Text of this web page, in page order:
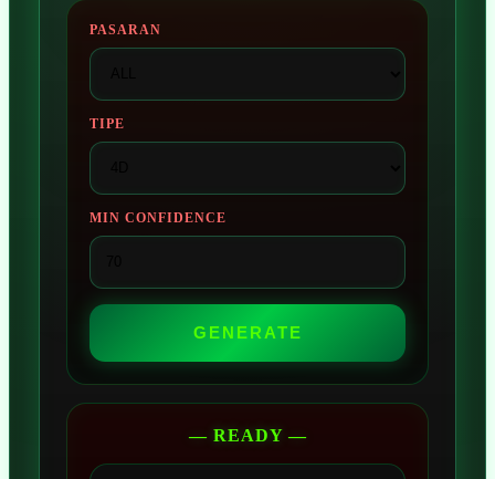
PASARAN
TIPE
MIN CONFIDENCE
GENERATE
— READY —